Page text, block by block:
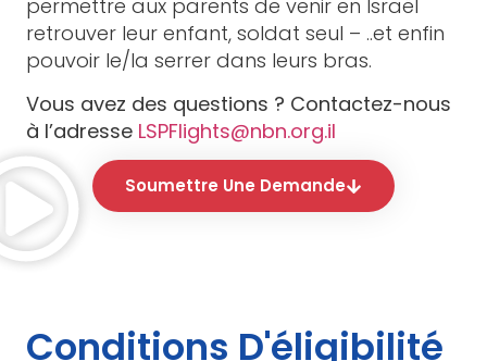
permettre aux parents de venir en Israël
retrouver leur enfant, soldat seul – ..et enfin
pouvoir le/la serrer dans leurs bras.
Vous avez des questions ? Contactez-nous
à l’adresse LSPFlights@nbn.org.il
Soumettre Une Demande
Conditions D'éligibilité